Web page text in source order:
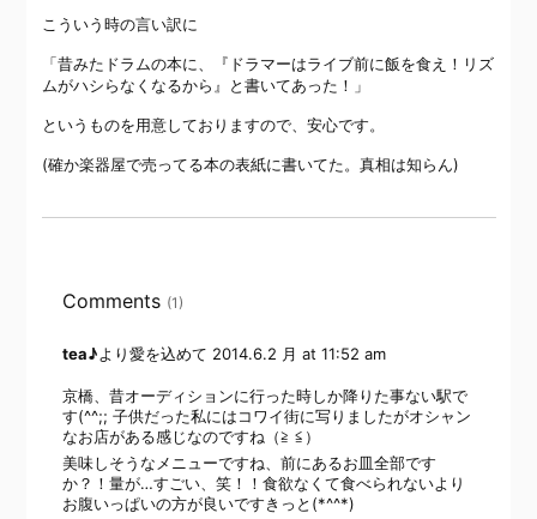
こういう時の言い訳に
「昔みたドラムの本に、『ドラマーはライブ前に飯を食え！リズ
ムがハシらなくなるから』と書いてあった！」
というものを用意しておりますので、安心です。
(確か楽器屋で売ってる本の表紙に書いてた。真相は知らん)
Comments (1)
tea♪より愛を込めて 2014.6.2 月 at 11:52 am
京橋、昔オーディションに行った時しか降りた事ない駅で
す(^^;; 子供だった私にはコワイ街に写りましたがオシャン
なお店がある感じなのですね（≧ ≦）
美味しそうなメニューですね、前にあるお皿全部です
か？！量が…すごい、笑！！食欲なくて食べられないより
お腹いっぱいの方が良いですきっと(*^^*)